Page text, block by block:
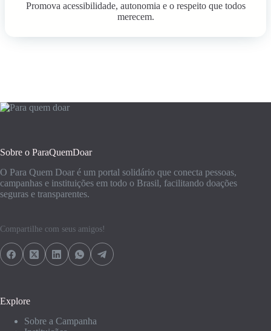
Promova acessibilidade, autonomia e o respeito que todos
merecem.
Sobre o ParaQuemDoar
O Para Quem Doar é um portal solidário que conecta pessoas,
campanhas e instituições em todo o Brasil, facilitando doações
seguras e transparentes.
Compartilhe com seus amigos!
Explore
Sobre a Campanha